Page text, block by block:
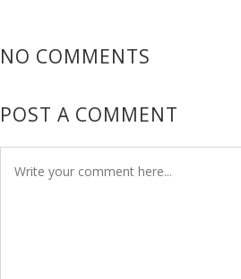
NO COMMENTS
POST A COMMENT